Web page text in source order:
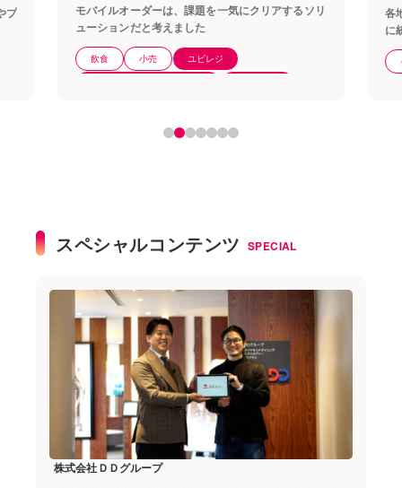
題を一気にクリアするソリ
各地区でバラバラだったレジをタブレッ
に統一。大学生協が挑んだ3000台のレジ
ジェクトの舞台裏
その他サービス 100店
スペシャルコンテンツ SPECIAL
株式会社ＤＤグループ